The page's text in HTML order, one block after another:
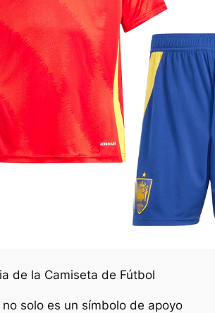
de la Camiseta de Fútbol
solo es un símbolo de apoyo